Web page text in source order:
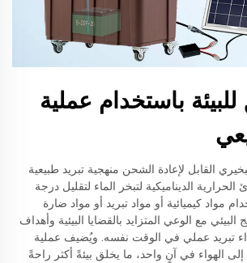
باستخدام عملية
القابل لإعادة الشحن منهجية تبريد طبيعية
الحرارية الديناميكية لتبخر الماء لتقليل درجة
مواد كيميائية أو مواد تبريد أو مواد ضارة
البيئي مع الوعي المتزايد بالقضايا البيئية وأهداف
تبريد عملي في الوقت نفسه. ويُضيف عملية
إلى الهواء في آنٍ واحد، ما يخلق بيئةً أكثر راحةً